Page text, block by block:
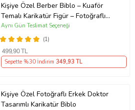
Kişiye Özel Berber Biblo – Kuaför
Temalı Karikatür Figür – Fotoğraflı
İsim Yazılı Hediye Saç Tasarım
Uzmanına Hediye Karikatür Biblo -
Fön Makinesi ve Tarak Detaylı Erkek
Kuaförüne Özel Esprili Karikatür
Biblo
(1)
Aynı Gün Teslimat Seçeneği
499,90 TL
Sepette %30 İndirim 349,93 TL
Kişiye Özel Fotoğraflı Erkek Doktor
Tasarımlı Karikatür Biblo